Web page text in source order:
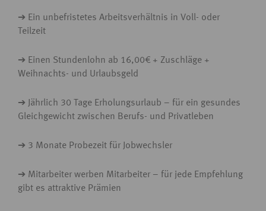
➔ Ein unbefristetes Arbeitsverhältnis in Voll- oder
Teilzeit
➔ Einen Stundenlohn ab 16,00€ + Zuschläge +
Weihnachts- und Urlaubsgeld
➔ Jährlich 30 Tage Erholungsurlaub – für ein gesundes
Gleichgewicht zwischen Berufs- und Privatleben
➔ 3 Monate Probezeit für Jobwechsler
➔ Mitarbeiter werben Mitarbeiter – für jede Empfehlung
gibt es attraktive Prämien